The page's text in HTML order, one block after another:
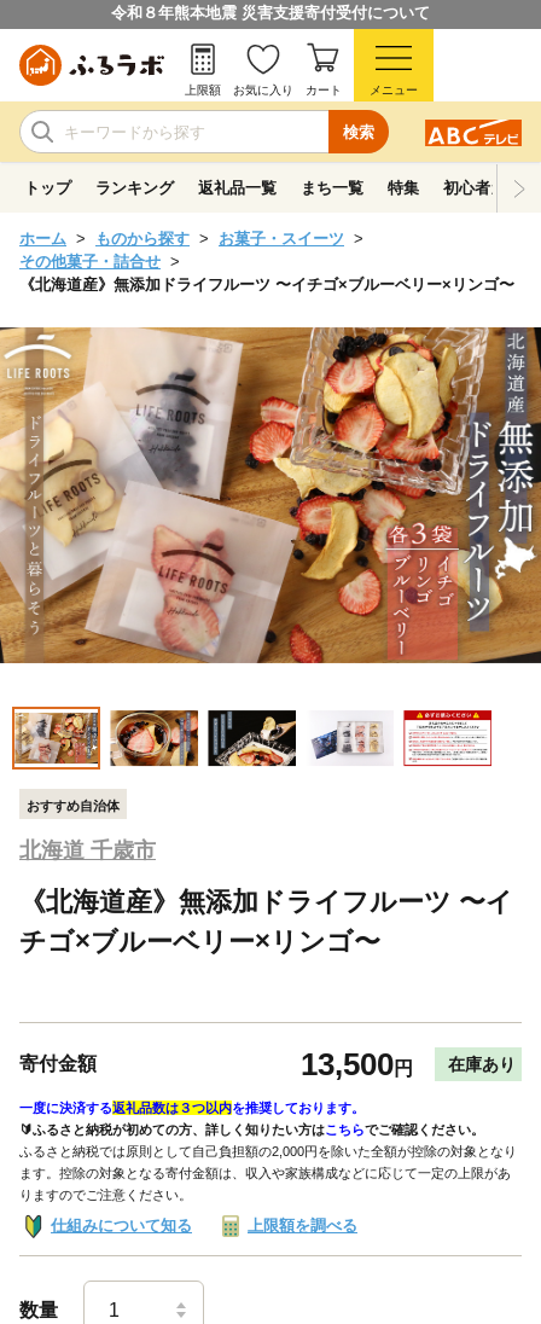
令和８年熊本地震 災害支援寄付受付について
検索
上限額 お気に入り カート メニュー
トップ ランキング 返礼品一覧 まち一覧 特集 初心者ガイド
ホーム ものから探す
お菓子・スイーツ
その他菓子・詰合せ
《北海道産》無添加ドライフルーツ 〜イチゴ×ブルーベリー×リンゴ〜
おすすめ自治体
北海道 千歳市
《北海道産》無添加ドライフルーツ 〜イ
チゴ×ブルーベリー×リンゴ〜
寄付金額 13,500円 在庫あり
一度に決済する返礼品数は３つ以内を推奨しております。
🔰ふるさと納税が初めての方、詳しく知りたい方はこちらでご確認ください。
ふるさと納税では原則として自己負担額の2,000円を除いた全額が控除の対象となり
ます。控除の対象となる寄付金額は、収入や家族構成などに応じて一定の上限があ
りますのでご注意ください。
仕組みについて知る 上限額を調べる
数量